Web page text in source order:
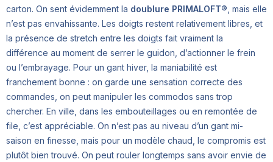
carton. On sent évidemment la doublure PRIMALOFT® , mais elle
n’est pas envahissante. Les doigts restent relativement libres, et
la présence de stretch entre les doigts fait vraiment la
différence au moment de serrer le guidon, d’actionner le frein
ou l’embrayage. Pour un gant hiver, la maniabilité est
franchement bonne : on garde une sensation correcte des
commandes, on peut manipuler les commodos sans trop
chercher. En ville, dans les embouteillages ou en remontée de
file, c’est appréciable. On n’est pas au niveau d’un gant mi-
saison en finesse, mais pour un modèle chaud, le compromis est
plutôt bien trouvé. On peut rouler longtemps sans avoir envie de